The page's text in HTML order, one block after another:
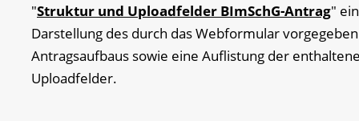
"Struktur und Uploadfelder BImSchG-Antrag"
Darstellung des durch das Webformular vorgegeben
Antragsaufbaus sowie eine Auflistung der
Uploadfelder.